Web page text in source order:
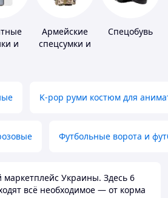
и
Армейские
спецсумки и
Спецобувь
K-pop руми костюм для
Футбольные ворота и
Украины. Здесь 6
всё необходимое — от корма